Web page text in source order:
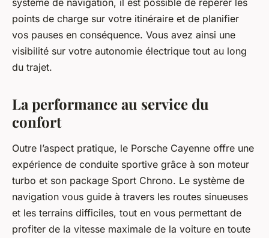
points de charge sur votre itinéraire et de planifier
vos pauses en conséquence. Vous avez ainsi une
visibilité sur votre autonomie électrique tout au long
du trajet.
La performance au service du
confort
Outre l’aspect pratique, le Porsche Cayenne offre une
expérience de conduite sportive grâce à son moteur
turbo et son package Sport Chrono. Le système de
navigation vous guide à travers les routes sinueuses
et les terrains difficiles, tout en vous permettant de
profiter de la vitesse maximale de la voiture en toute